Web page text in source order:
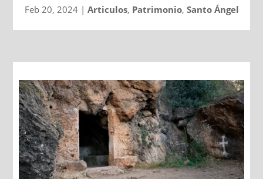
Feb 20, 2024| Articulos, Patrimonio, Santo Ángel